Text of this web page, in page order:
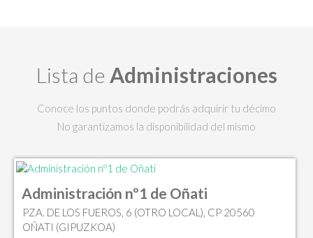
Lista de Administraciones
Conoce los puntos donde podrás adquirir tu décimo
No garantizamos la disponibilidad del mismo
Administración nº1 de Oñati
PZA. DE LOS FUEROS, 6 (OTRO LOCAL), CP 20560
OÑATI (GIPUZKOA)